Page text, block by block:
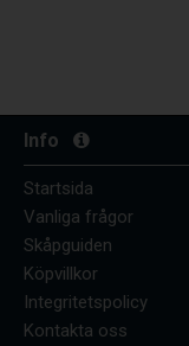
Info
Startsida
Vanliga frågor
Skåpguiden
Köpvillkor
Integritetspolicy
Kontakta oss